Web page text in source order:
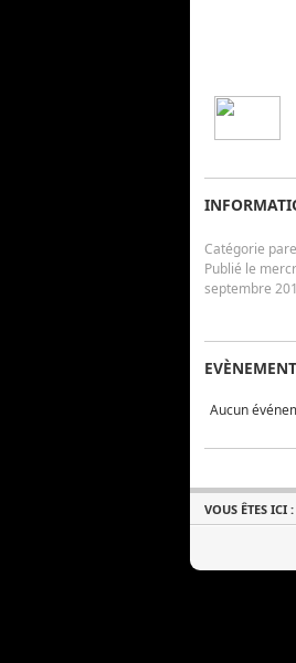
Catégorie
Publié le
septembre
Aucun
VOUS ÊTES ICI :